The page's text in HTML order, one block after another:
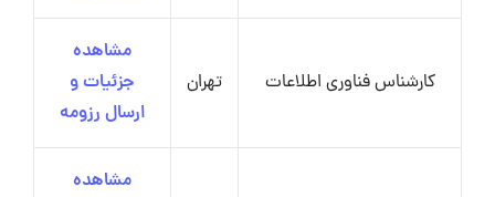
کارشناس فناوری اطلاعات تهران
مشاهده
جزئیات و
ارسال رزومه
مشاهده